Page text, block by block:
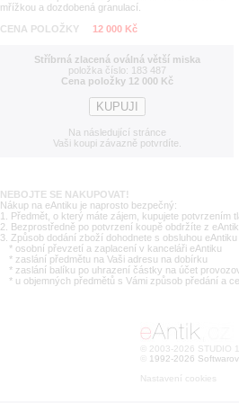
mřížkou a dozdobená granulací.
CENA POLOŽKY
12 000 Kč
Stříbrná zlacená oválná větší miska
položka číslo: 183 487
Cena položky 12 000 Kč
Na následující stránce
Vaši koupi závazně potvrdíte.
NEBOJTE SE NAKUPOVAT!
Nákup na eAntiku je naprosto bezpečný:
1. Předmět, o který máte zájem, kupujete potvrzením
2. Bezprostředně po potvrzení koupě obdržíte z
3. Způsob dodání zboží dohodnete s obsluhou
* osobní převzetí a zaplacení v kanceláři eAntiku
* zaslání předmětu na Vaši adresu na dobírku
* zaslání balíku po uhrazení částky na účet
* u objemných předmětů s Vámi způsob předání a
© 2003-2026 STUDIO
1992-2026
Nastavení cookies